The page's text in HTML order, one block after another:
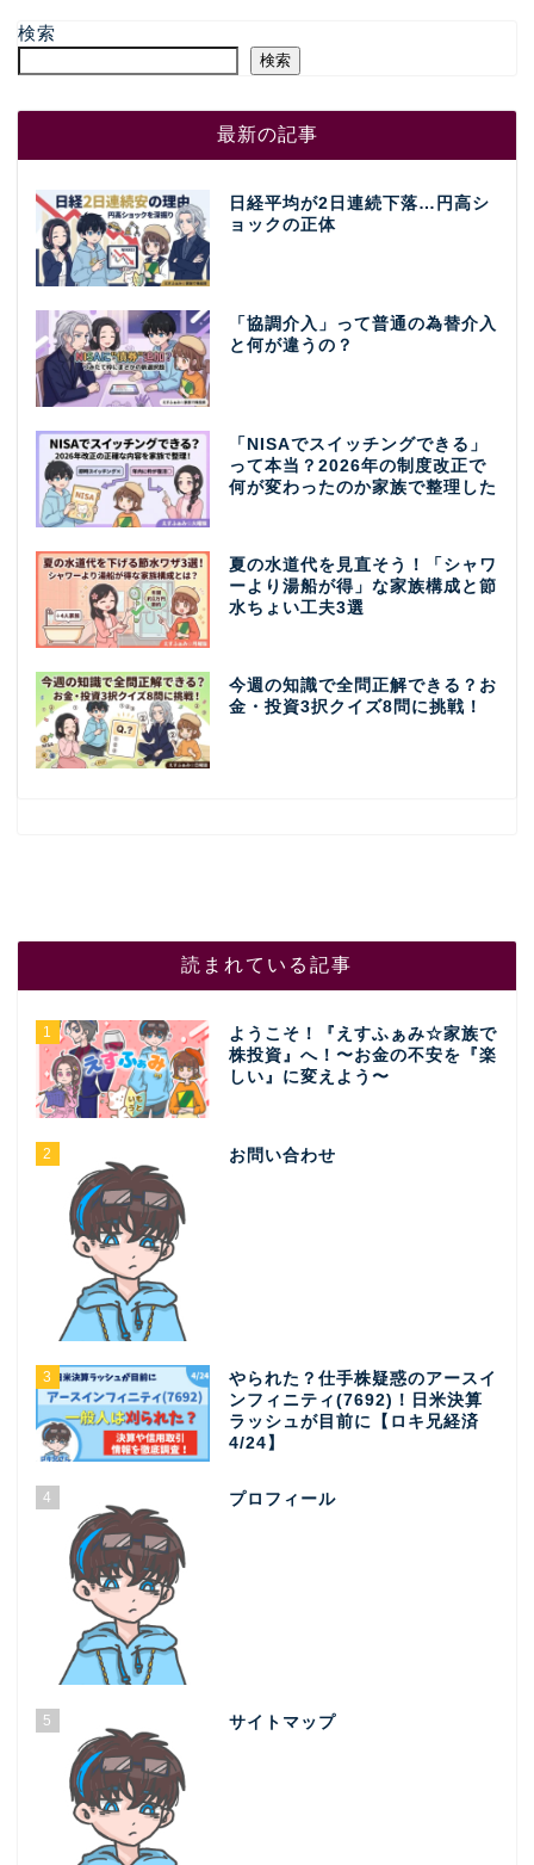
検索
検索
最新の記事
日経平均が2日連続下落…円高シ
ョックの正体
「協調介入」って普通の為替介入
と何が違うの？
「NISAでスイッチングできる」
って本当？2026年の制度改正で
何が変わったのか家族で整理した
夏の水道代を見直そう！「シャワ
ーより湯船が得」な家族構成と節
水ちょい工夫3選
今週の知識で全問正解できる？お
金・投資3択クイズ8問に挑戦！
読まれている記事
1
ようこそ！『えすふぁみ☆家族で
株投資』へ！〜お金の不安を『楽
しい』に変えよう〜
2 お問い合わせ
3
やられた？仕手株疑惑のアースイ
ンフィニティ(7692)！日米決算
ラッシュが目前に【ロキ兄経済
4/24】
4 プロフィール
5 サイトマップ